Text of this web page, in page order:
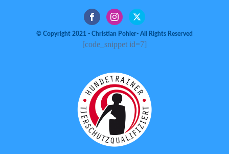
© Copyright 2021 - Christian Pohler- All Rights Reserved
[code_snippet id=7]